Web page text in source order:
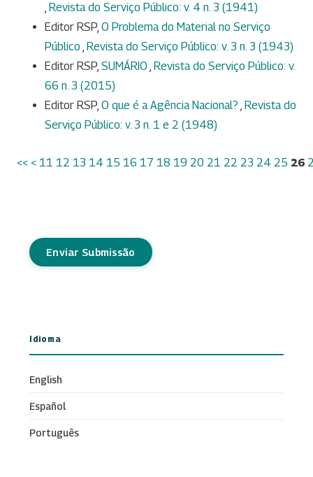
, Revista do Serviço Público: v. 4 n. 3 (1941)
Editor RSP, O Problema do Material no Serviço
Público , Revista do Serviço Público: v. 3 n. 3 (1943)
Editor RSP, SUMÁRIO , Revista do Serviço Público: v.
66 n. 3 (2015)
Editor RSP, O que é a Agência Nacional? , Revista do
Serviço Público: v. 3 n. 1 e 2 (1948)
<< < 11 12 13 14 15 16 17 18 19 20 21 22 23 24 25 26
Enviar Submissão
Idioma
English
Español
Português